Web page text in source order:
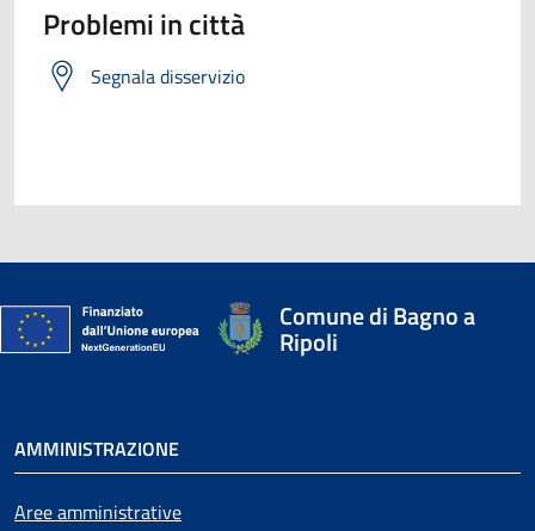
Problemi in città
Segnala disservizio
Comune di Bagno a
Ripoli
AMMINISTRAZIONE
Aree amministrative